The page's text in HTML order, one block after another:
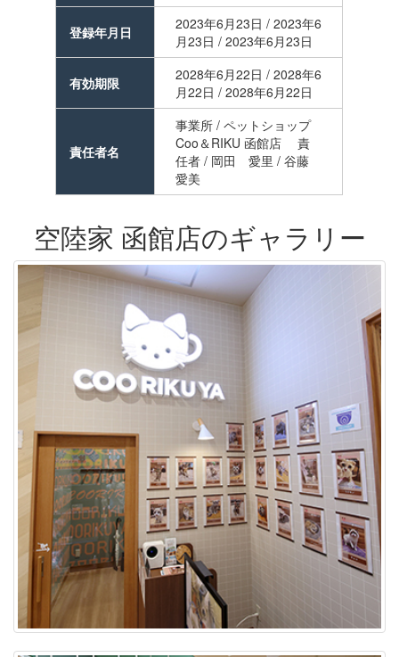
登録年月日
2023年6月23日 / 2023年6
月23日 / 2023年6月23日
有効期限
2028年6月22日 / 2028年6
月22日 / 2028年6月22日
責任者名
事業所 / ペットショップ
Coo＆RIKU 函館店 責
任者 / 岡田 愛里 / 谷藤
愛美
空陸家 函館店のギャラリー